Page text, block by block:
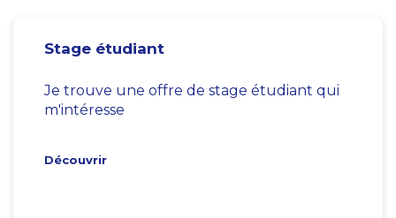
Stage étudiant
Je trouve une offre de stage étudiant qui
m'intéresse
Découvrir